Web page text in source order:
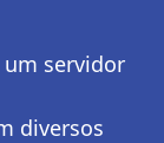
um servidor
diversos